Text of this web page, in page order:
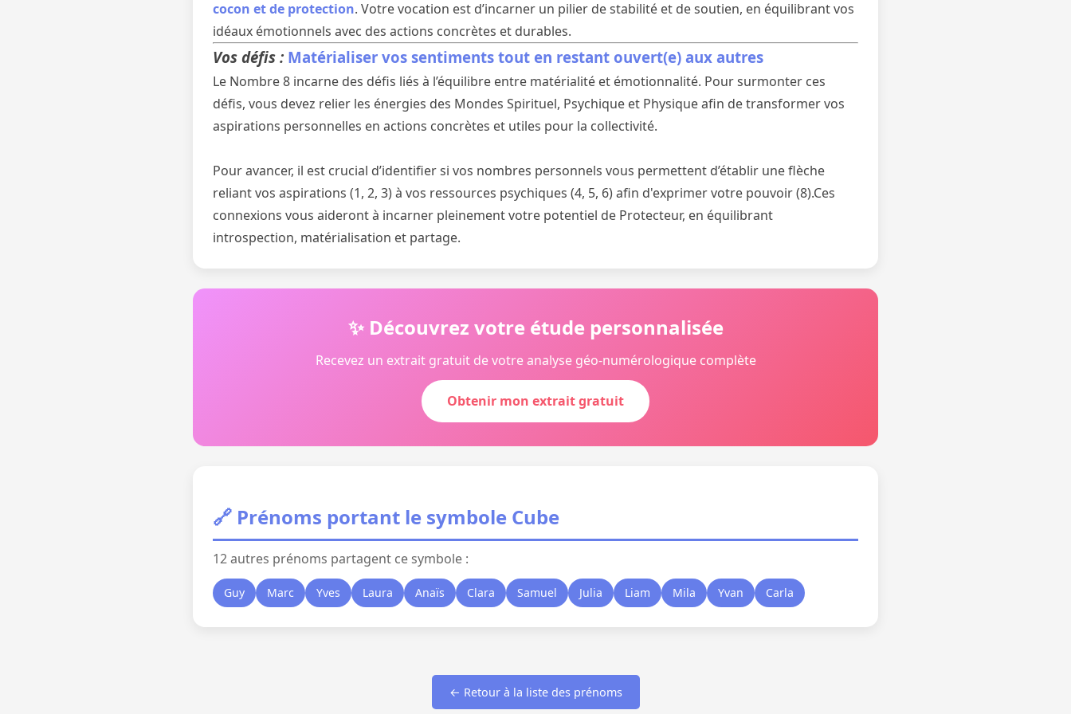
cocon et de protection. Votre vocation est d’incarner un pilier de stabilité et de soutien, en équilibrant vos
idéaux émotionnels avec des actions concrètes et durables.
Vos défis : Matérialiser vos sentiments tout en restant ouvert(e) aux autres
Le Nombre 8 incarne des défis liés à l’équilibre entre matérialité et émotionnalité. Pour surmonter ces
défis, vous devez relier les énergies des Mondes Spirituel, Psychique et Physique afin de transformer vos
aspirations personnelles en actions concrètes et utiles pour la collectivité.
Pour avancer, il est crucial d’identifier si vos nombres personnels vous permettent d’établir une flèche
reliant vos aspirations (1, 2, 3) à vos ressources psychiques (4, 5, 6) afin d'exprimer votre pouvoir (8).Ces
connexions vous aideront à incarner pleinement votre potentiel de Protecteur, en équilibrant
introspection, matérialisation et partage.
✨ Découvrez votre étude personnalisée
Recevez un extrait gratuit de votre analyse géo-numérologique complète
Obtenir mon extrait gratuit
🔗 Prénoms portant le symbole Cube
12 autres prénoms partagent ce symbole :
Guy Marc Yves Laura Anaïs Clara Samuel Julia Liam Mila Yvan Carla
← Retour à la liste des prénoms